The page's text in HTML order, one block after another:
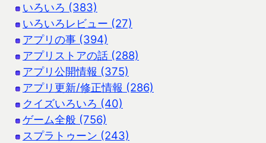
いろいろ (383)
いろいろレビュー (27)
アプリの事 (394)
アプリストアの話 (288)
アプリ公開情報 (375)
アプリ更新/修正情報 (286)
クイズいろいろ (40)
ゲーム全般 (756)
スプラトゥーン (243)